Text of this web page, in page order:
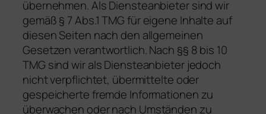
übernehmen. Als Diensteanbieter sind wir
gemäß § 7 Abs.1 TMG für eigene Inhalte auf
diesen Seiten nach den allgemeinen
Gesetzen verantwortlich. Nach §§ 8 bis 10
TMG sind wir als Diensteanbieter jedoch
nicht verpflichtet, übermittelte oder
gespeicherte fremde Informationen zu
überwachen oder nach Umständen zu